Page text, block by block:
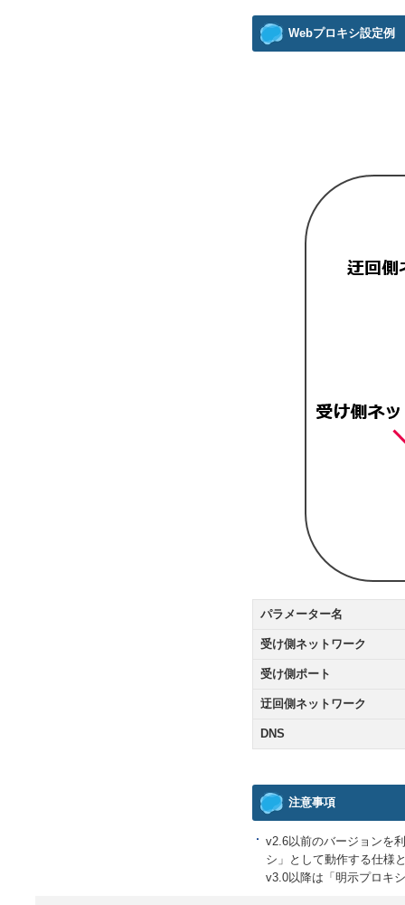
Webプロキシ設定例
パラメーター名
受け側ネットワーク
受け側ポート
迂回側ネットワーク
DNS
注意事項
v2.6以前のバージョンを
シ」として動作する仕様
v3.0以降は「明示プロキ